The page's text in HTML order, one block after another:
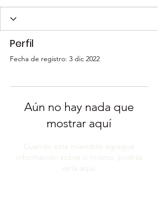
Perfil
Fecha de registro: 3 dic 2022
Aún no hay nada que
mostrar aquí
Cuando este miembro agregue
información sobre sí mismo, podrás
verla aquí.